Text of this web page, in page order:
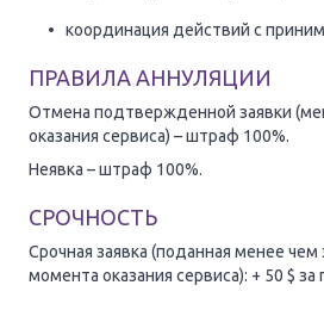
координация действий с
ПРАВИЛА АННУЛЯЦИИ
Отмена подтвержденной заявки
оказания сервиса) – штраф 100%.
Неявка – штраф 100%.
СРОЧНОСТЬ
Срочная заявка (поданная менее чем
момента оказания сервиса): + 50 $ за